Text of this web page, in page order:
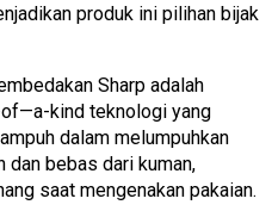
produk ini pilihan bijak
Sharp adalah
kind teknologi yang
dalam melumpuhkan
dan bebas dari kuman,
saat mengenakan pakaian.